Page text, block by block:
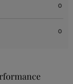
0
0